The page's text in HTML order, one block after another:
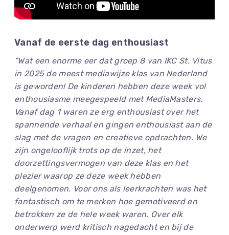
Vanaf de eerste dag enthousiast
“Wat een enorme eer dat groep 8 van IKC St. Vitus
in 2025 de meest mediawijze klas van Nederland
is geworden! De kinderen hebben deze week vol
enthousiasme meegespeeld met MediaMasters.
Vanaf dag 1 waren ze erg enthousiast over het
spannende verhaal en gingen enthousiast aan de
slag met de vragen en creatieve opdrachten. We
zijn ongelooflijk trots op de inzet, het
doorzettingsvermogen van deze klas en het
plezier waarop ze deze week hebben
deelgenomen. Voor ons als leerkrachten was het
fantastisch om te merken hoe gemotiveerd en
betrokken ze de hele week waren. Over elk
onderwerp werd kritisch nagedacht en bij de